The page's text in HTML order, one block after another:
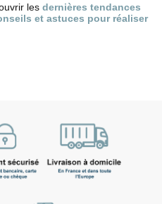
les dernières tendances
et astuces pour réaliser